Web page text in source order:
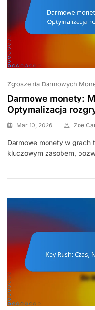
Zgłoszenia Darmowych
Darmowe monety:
Optymalizacja
Mar 10, 2026 Zoe
Darmowe monety w grach
kluczowym zasobem,